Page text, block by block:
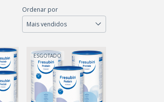
Ordenar por
ESGOTADO